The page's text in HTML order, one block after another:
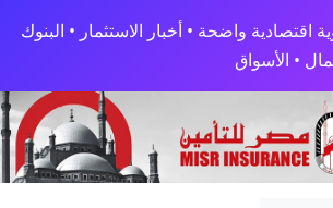
اقتصادية واضحة • أخبار الاستثمار • البنوك
• الأسواق